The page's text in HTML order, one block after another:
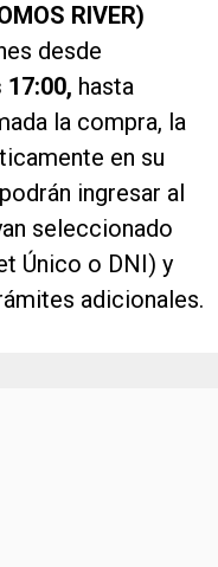
RIVER)
desde
hasta
la compra, la
en su
ingresar al
seleccionado
Único o DNI) y
adicionales.